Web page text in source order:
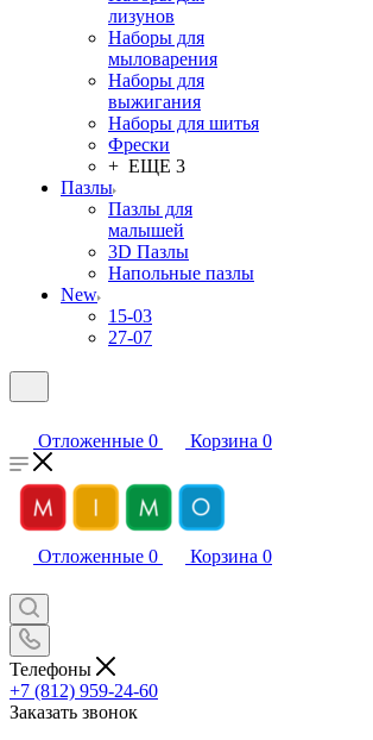
лизунов
Наборы для
мыловарения
Наборы для
выжигания
Наборы для шитья
Фрески
+ ЕЩЕ 3
Пазлы
Пазлы для
малышей
3D Пазлы
Напольные пазлы
New
15-03
27-07
Отложенные 0 Корзина 0
Отложенные 0 Корзина 0
Телефоны
+7 (812) 959-24-60
Заказать звонок